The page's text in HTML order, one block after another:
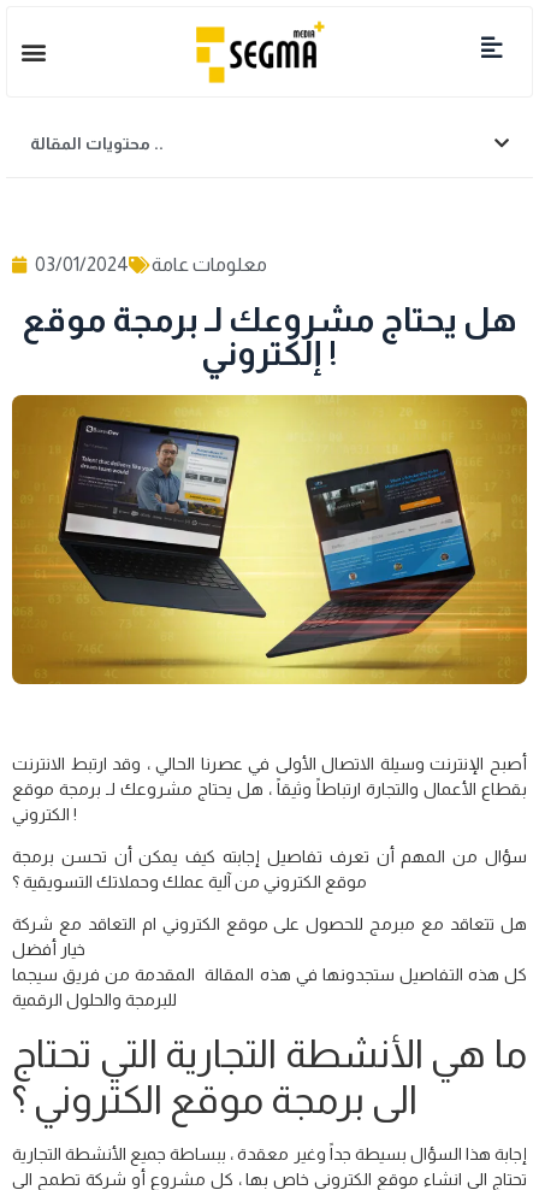
محتويات المقالة ..
03/01/2024 معلومات عامة
هل يحتاج مشروعك لـ برمجة موقع
إلكتروني !
أصبح الإنترنت وسيلة الاتصال الأولى في عصرنا الحالي ، وقد ارتبط الانترنت
بقطاع الأعمال والتجارة ارتباطاً وثيقاً ، هل يحتاج مشروعك لـ برمجة موقع
الكتروني !
سؤال من المهم أن تعرف تفاصيل إجابته كيف يمكن أن تحسن برمجة
موقع الكتروني من آلية عملك وحملاتك التسويقية ؟
هل تتعاقد مع مبرمج للحصول على موقع الكتروني ام التعاقد مع شركة
خيار أفضل
كل هذه التفاصيل ستجدونها في هذه المقالة المقدمة من فريق سيجما
للبرمجة والحلول الرقمية
ما هي الأنشطة التجارية التي تحتاج
الى برمجة موقع الكتروني ؟
إجابة هذا السؤال بسيطة جداً وغير معقدة ، ببساطة جميع الأنشطة التجارية
تحتاج الى انشاء موقع الكتروني خاص بها ، كل مشروع أو شركة تطمح الى